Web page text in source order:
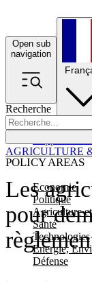
Open sub
navigation
Recherche
POLICY AREAS
Economie
Politique
Agriculture
Santé
Technologies
Energie,
Défense
Les
pour
AGRICULTURE